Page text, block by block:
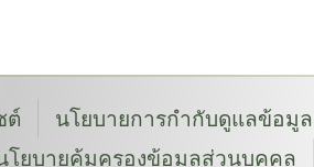
ต์
นโยบายการกำกับดูแลข้อมูล
โยบายคุ้มครองข้อมูลส่วนบุคคล